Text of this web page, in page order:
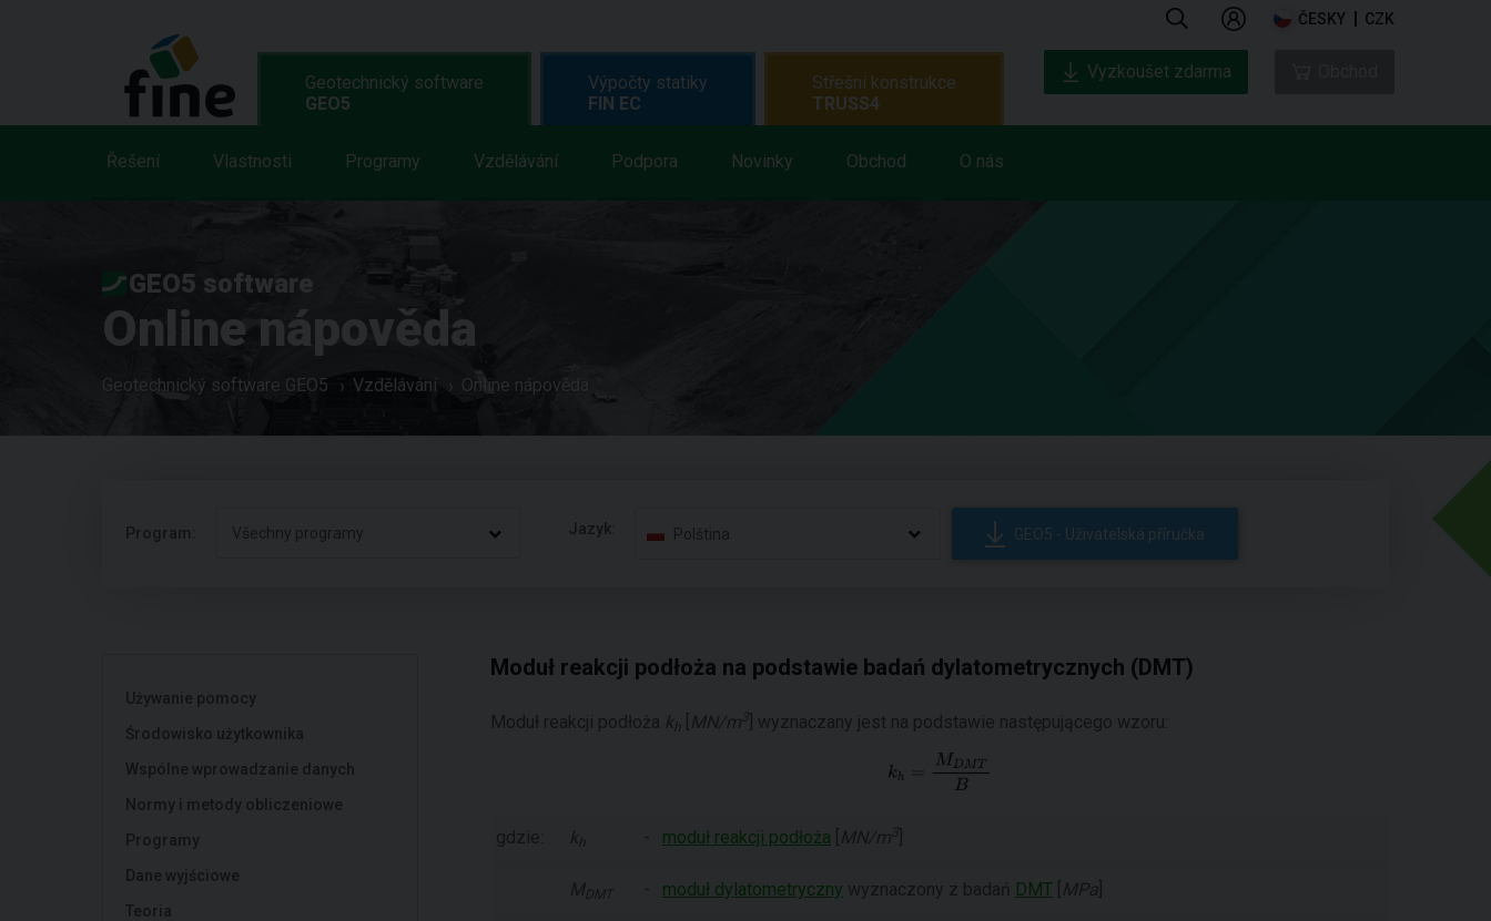
ČESKY CZK
Geotechnický software
GEO5
Řešení Vlastnosti Programy Vzdělávání Podpora Novinky Obchod O nás
Výpočty statiky
FIN EC
Střešní konstrukce
TRUSS4
Vyzkoušet zdarma
GEO5 software
Online nápověda
Geotechnický software GEO5 Vzdělávání Online nápověda
Program: Všechny programy Jazyk: Polština GEO5 - Uživatelská příručka
Używanie pomocy
Środowisko użytkownika
Wspólne wprowadzanie danych
Normy i metody obliczeniowe
Programy
Dane wyjściowe
Teoria
Moduł reakcji podłoża na podstawie badań dylatometrycznych (DMT)
Moduł reakcji podłoża kh MN/m3 ] wyznaczany jest na podstawie następującego wzoru:
gdzie: k - moduł reakcji podłoża MN/m 3
MDMT - moduł dylatometryczny wyznaczony z badań DMT MPa